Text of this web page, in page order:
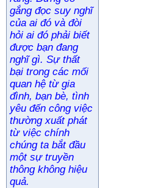
gắng đọc suy nghĩ
của ai đó và đòi
hỏi ai đó phải biết
được bạn đang
nghĩ gì. Sự thất
bại trong các mối
quan hệ từ gia
đình, bạn bè, tình
yêu đến công việc
thường xuất phát
từ việc chính
chúng ta bắt đầu
một sự truyền
thông không hiệu
quả.